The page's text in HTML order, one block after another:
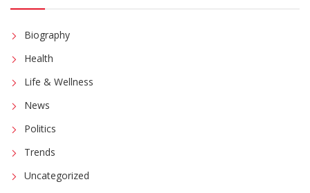
Biography
Health
Life & Wellness
News
Politics
Trends
Uncategorized